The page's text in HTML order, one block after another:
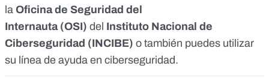
la Oficina de Seguridad del
Internauta(OSI) del Instituto Nacional de
Ciberseguridad (INCIBE) o también puedes utilizar
su línea de ayuda en ciberseguridad.